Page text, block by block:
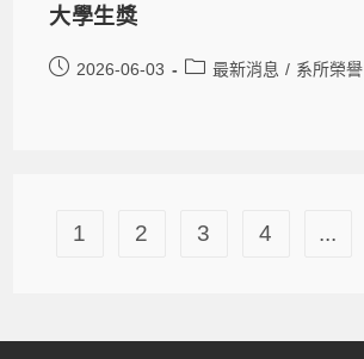
大學生獎
2026-06-03 最新消息 / 系所榮譽
1 2 3 4 ...